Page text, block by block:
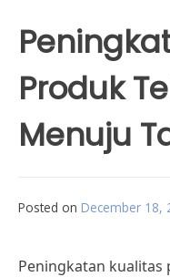
Produk
Menuju
Posted on December 18,
Peningkatan